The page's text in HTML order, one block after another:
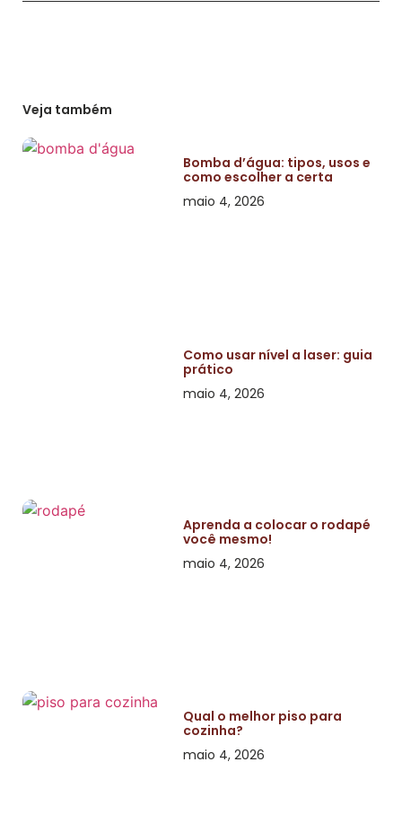
Veja também
Bomba d’água: tipos, usos e
como escolher a certa
maio 4, 2026
Como usar nível a laser: guia
prático
maio 4, 2026
Aprenda a colocar o rodapé
você mesmo!
maio 4, 2026
Qual o melhor piso para
cozinha?
maio 4, 2026